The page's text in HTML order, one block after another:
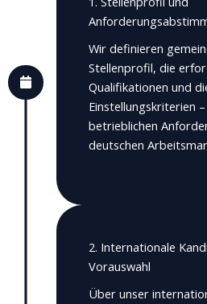
Wir definieren
Stellenprofil, die
Qualifikationen und
Einstellungskriterien
betrieblichen
deutschen
2. Internationale
Vorauswahl
Über unser